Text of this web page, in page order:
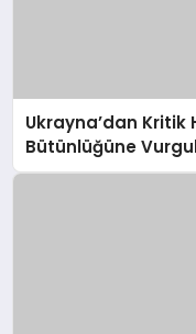
Ukrayna’dan Kritik
Bütünlüğüne